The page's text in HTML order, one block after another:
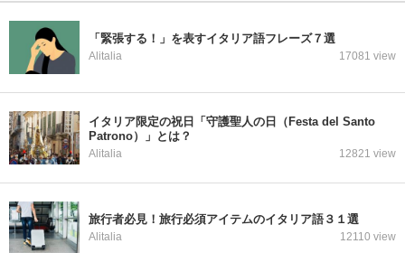
「緊張する！」を表すイタリア語フレーズ７選
Alitalia 17081 view
イタリア限定の祝日「守護聖人の日（Festa del Santo
Patrono）」とは？
Alitalia 12821 view
旅行者必見！旅行必須アイテムのイタリア語３１選
Alitalia 12110 view